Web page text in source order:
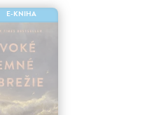
E-KNIHA